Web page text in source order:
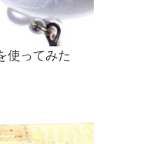
使ってみた